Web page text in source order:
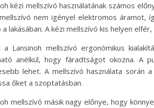
kézi mellszívó használatának számos
nem igényel elektromos áramot,
a lakásában. A kézi mellszívó kis helyen
a Lansinoh mellszívó ergonómikus
anélkül, hogy fáradtságot okozna. A
lehet. A mellszívó használata során
őket a szoptatásban.
mellszívó másik nagy előnye, hogy